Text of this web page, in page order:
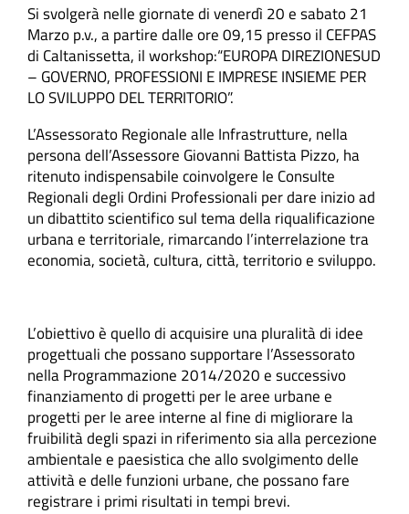
Si svolgerà nelle giornate di venerdì 20 e sabato 21
Marzo p.v., a partire dalle ore 09,15 presso il CEFPAS
di Caltanissetta, il workshop:“EUROPA DIREZIONESUD
– GOVERNO, PROFESSIONI E IMPRESE INSIEME PER
LO SVILUPPO DEL TERRITORIO”.
L’Assessorato Regionale alle Infrastrutture, nella
persona dell’Assessore Giovanni Battista Pizzo, ha
ritenuto indispensabile coinvolgere le Consulte
Regionali degli Ordini Professionali per dare inizio ad
un dibattito scientifico sul tema della riqualificazione
urbana e territoriale, rimarcando l’interrelazione tra
economia, società, cultura, città, territorio e sviluppo.
L’obiettivo è quello di acquisire una pluralità di idee
progettuali che possano supportare l’Assessorato
nella Programmazione 2014/2020 e successivo
finanziamento di progetti per le aree urbane e
progetti per le aree interne al fine di migliorare la
fruibilità degli spazi in riferimento sia alla percezione
ambientale e paesistica che allo svolgimento delle
attività e delle funzioni urbane, che possano fare
registrare i primi risultati in tempi brevi.